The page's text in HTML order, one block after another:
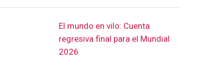
El mundo en vilo: Cuenta
regresiva final para el Mundial
2026